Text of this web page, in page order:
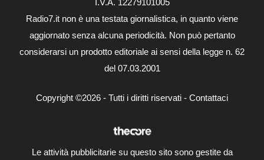
I.V.A. 12279101005
Radio7.it non è una testata giornalistica, in quanto viene
aggiornato senza alcuna periodicità. Non può pertanto
considerarsi un prodotto editoriale ai sensi della legge n. 62
del 07.03.2001
Copyright ©2026 - Tutti i diritti riservati - Contattaci
Le attività pubblicitarie su questo sito sono gestite da